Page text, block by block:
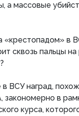
а массовые
«крестопадом» в
сквозь пальцы
ВСУ наград,
закономерно в
курса,